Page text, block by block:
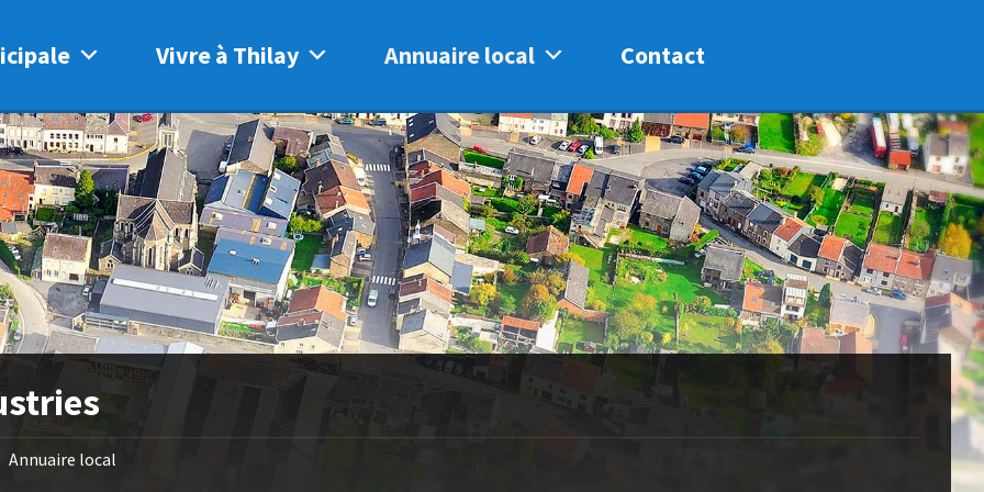
Vivre à Thilay Annuaire local Contact
Annuaire local